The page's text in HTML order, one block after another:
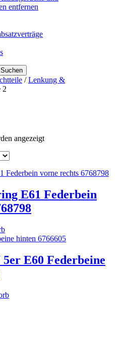
entfernen
/Lenkung &
2
angezeigtNach
E61 Federbein
E60 Federbeine